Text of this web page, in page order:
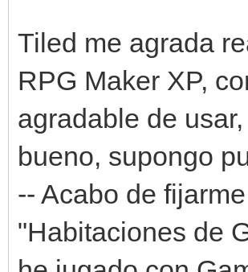
Tiled me agrada
RPG Maker XP,
agradable de
bueno, supongo
-- Acabo de
"Habitaciones de